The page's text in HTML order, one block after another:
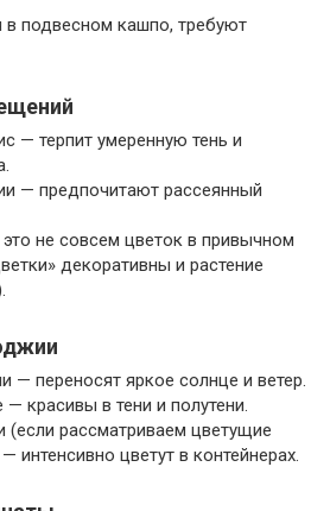
подвесном кашпо, требуют
— терпит умеренную тень и
— предпочитают рассеянный
не совсем цветок в привычном
декоративны и растение
— переносят яркое солнце и ветер.
красивы в тени и полутени.
(если рассматриваем цветущие
интенсивно цветут в контейнерах.